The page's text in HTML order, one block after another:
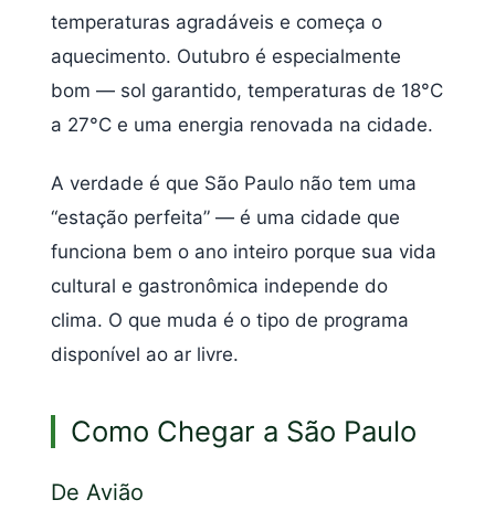
temperaturas agradáveis e começa o
aquecimento. Outubro é especialmente
bom — sol garantido, temperaturas de 18°C
a 27°C e uma energia renovada na cidade.
A verdade é que São Paulo não tem uma
“estação perfeita” — é uma cidade que
funciona bem o ano inteiro porque sua vida
cultural e gastronômica independe do
clima. O que muda é o tipo de programa
disponível ao ar livre.
Como Chegar a São Paulo
De Avião